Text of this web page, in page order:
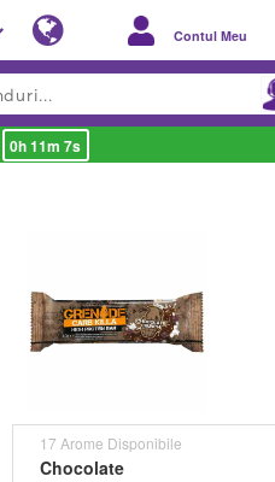
Contul Meu
0h 11m 6s
Chocolate
17 Arome Disponibile